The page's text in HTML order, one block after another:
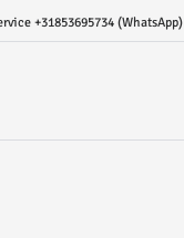
+31853695734 (WhatsApp)